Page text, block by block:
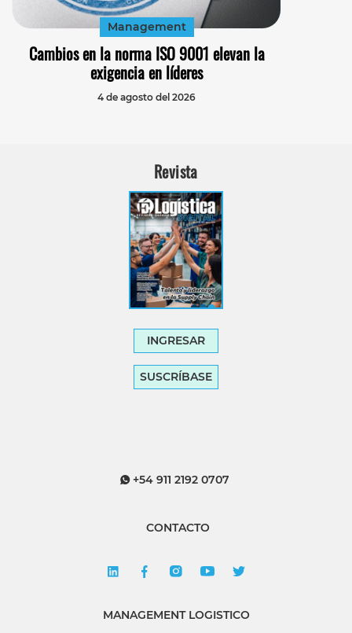
Management
Cambios en la norma ISO 9001 elevan la
exigencia en líderes
4 de agosto del 2026
Revista
INGRESAR
SUSCRÍBASE
+54 911 2192 0707
CONTACTO
MANAGEMENT LOGISTICO